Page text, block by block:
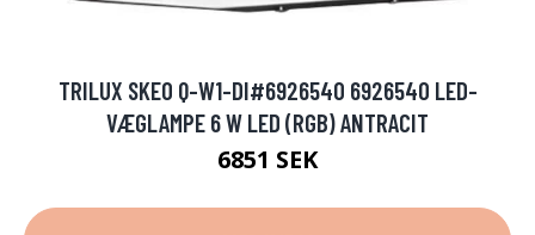
TRILUX SKEO Q-W1-DI#6926540 6926540 LED-
VÆGLAMPE 6 W LED (RGB) ANTRACIT
6851 SEK